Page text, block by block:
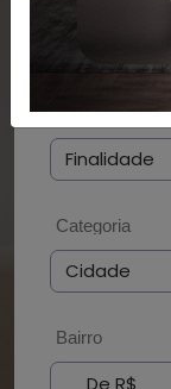
PESQUISAR